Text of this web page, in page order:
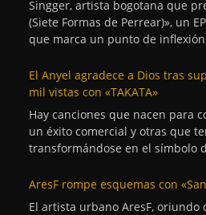
Singger, artista bogotana que
(Siete Formas de Perrear)», un
que marca un punto de inflexión
El Anyel agradece a Dios tras
mil vistas con «TAKATA»
Hay canciones que nacen para
un éxito comercial y otras que
transformándose en el símbolo
AresF rompe esquemas con
El artista urbano AresF, oriundo